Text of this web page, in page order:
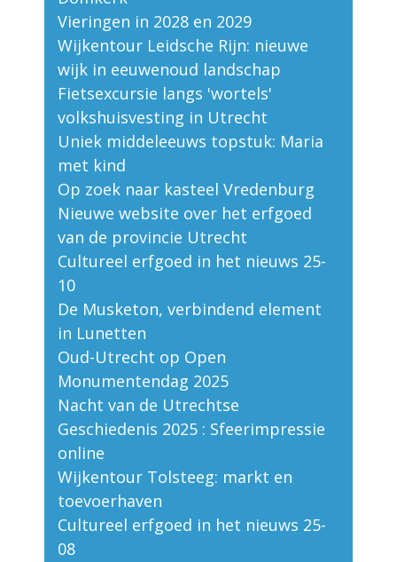
Vieringen in 2028 en 2029
Wijkentour Leidsche Rijn: nieuwe
wijk in eeuwenoud landschap
Fietsexcursie langs 'wortels'
volkshuisvesting in Utrecht
Uniek middeleeuws topstuk: Maria
met kind
Op zoek naar kasteel Vredenburg
Nieuwe website over het erfgoed
van de provincie Utrecht
Cultureel erfgoed in het nieuws 25-
10
De Musketon, verbindend element
in Lunetten
Oud-Utrecht op Open
Monumentendag 2025
Nacht van de Utrechtse
Geschiedenis 2025 : Sfeerimpressie
online
Wijkentour Tolsteeg: markt en
toevoerhaven
Cultureel erfgoed in het nieuws 25-
08